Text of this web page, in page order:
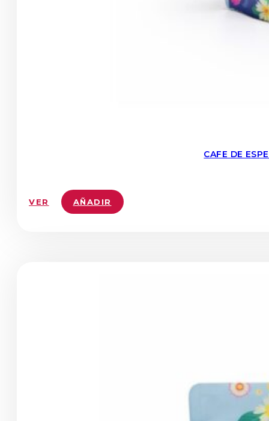
CAFE DE
VER AÑADIR